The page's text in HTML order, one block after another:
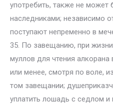
употребить, также не может
наследниками; независимо
поступают непременно в
35. По завещанию, при
муллов для чтения
или менее, смотря по воле,
том завещании;
уплатить лошадь с седлом и